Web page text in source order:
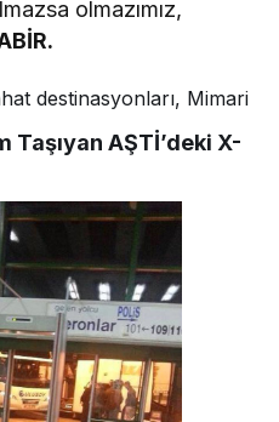
olmazımız,
Taşıyan AŞTİ’deki X-